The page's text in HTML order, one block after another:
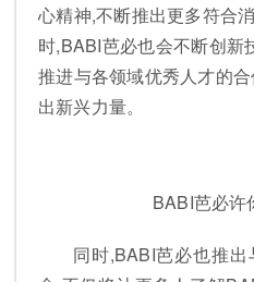
心精神,不断推出更多符合
时,BABI芭必也会不断创新
推进与各领域优秀人才的
出新兴力量。
BABI芭必许
同时,BABI芭必也推